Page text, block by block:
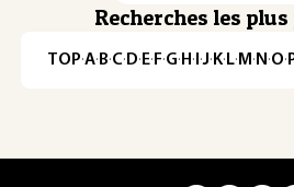
Recherches les
TOP·A·B·C·D·E·F·G·H·I·J·K·L·M·N·O·